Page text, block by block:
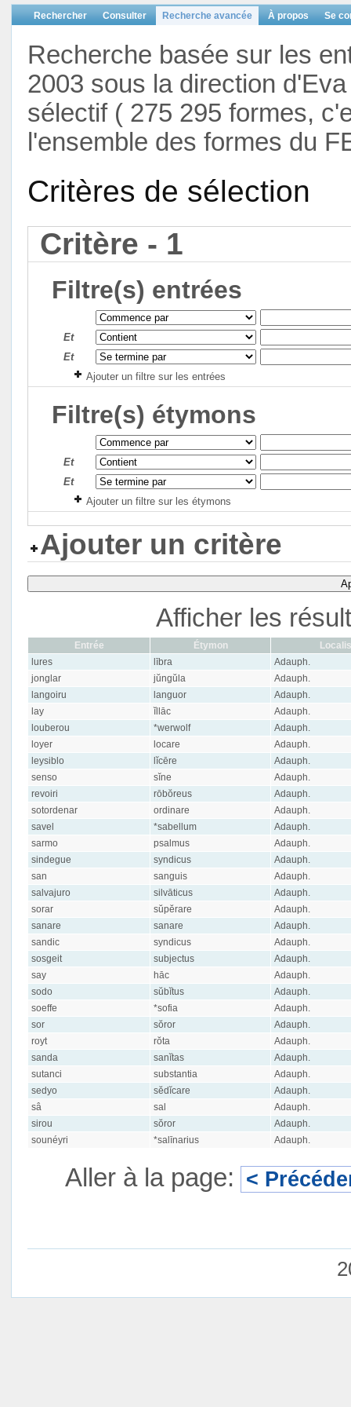
Rechercher Consulter Recherche avancée À propos Se
Recherche basée sur les
2003 sous la direction
sélectif ( 275 295 formes,
l'ensemble des formes du
Critères de sélection
Critère - 1
Filtre(s) entrées
Et
Et
Ajouter un filtre sur les entrées
Filtre(s) étymons
Et
Et
Ajouter un filtre sur les étymons
Ajouter un critère
Afficher les
Entrée Étymon
lures
lībra
Adauph.
jonglar
jŭngŭla
Adauph.
langoiru
languor
Adauph.
lay
ĭllāc
Adauph.
louberou
*werwolf
Adauph.
loyer
locare
Adauph.
leysiblo
lĭcēre
Adauph.
senso
sĭne
Adauph.
revoiri
rōbŏreus
Adauph.
sotordenar
ordinare
Adauph.
savel
*sabellum
Adauph.
sarmo
psalmus
Adauph.
sindegue
syndicus
Adauph.
san
sanguis
Adauph.
salvajuro
silvāticus
Adauph.
sorar
sŭpĕrare
Adauph.
sanare
sanare
Adauph.
sandic
syndicus
Adauph.
sosgeit
subjectus
Adauph.
say
hāc
Adauph.
sodo
sŭbĭtus
Adauph.
soeffe
*sofia
Adauph.
sor
sŏror
Adauph.
royt
rŏta
Adauph.
sanda
sanĭtas
Adauph.
sutanci
substantia
Adauph.
sedyo
sĕdĭcare
Adauph.
sâ
sal
Adauph.
sirou
sŏror
Adauph.
sounéyri
*salīnarius Adauph.
Aller à la page: <